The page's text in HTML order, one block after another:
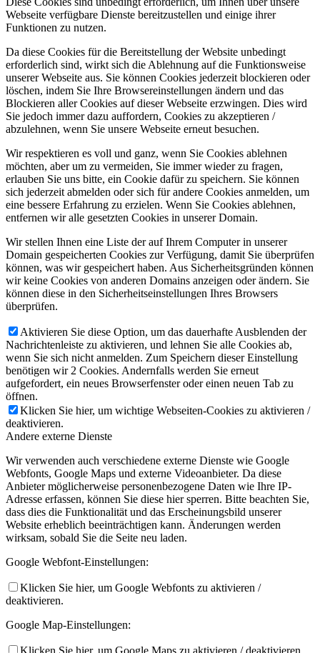
Webseite verfügbare Dienste bereitzustellen und einige ihrer
Funktionen zu nutzen.
Da diese Cookies für die Bereitstellung der Website unbedingt
erforderlich sind, wirkt sich die Ablehnung auf die Funktionsweise
unserer Webseite aus. Sie können Cookies jederzeit blockieren oder
löschen, indem Sie Ihre Browsereinstellungen ändern und das
Blockieren aller Cookies auf dieser Webseite erzwingen. Dies wird
Sie jedoch immer dazu auffordern, Cookies zu akzeptieren /
abzulehnen, wenn Sie unsere Webseite erneut besuchen.
Wir respektieren es voll und ganz, wenn Sie Cookies ablehnen
möchten, aber um zu vermeiden, Sie immer wieder zu fragen,
erlauben Sie uns bitte, ein Cookie dafür zu speichern. Sie können
sich jederzeit abmelden oder sich für andere Cookies anmelden, um
eine bessere Erfahrung zu erzielen. Wenn Sie Cookies ablehnen,
entfernen wir alle gesetzten Cookies in unserer Domain.
Wir stellen Ihnen eine Liste der auf Ihrem Computer in unserer
Domain gespeicherten Cookies zur Verfügung, damit Sie überprüfen
können, was wir gespeichert haben. Aus Sicherheitsgründen können
wir keine Cookies von anderen Domains anzeigen oder ändern. Sie
können diese in den Sicherheitseinstellungen Ihres Browsers
überprüfen.
Aktivieren Sie diese Option, um das dauerhafte Ausblenden der
Nachrichtenleiste zu aktivieren, und lehnen Sie alle Cookies ab,
wenn Sie sich nicht anmelden. Zum Speichern dieser Einstellung
benötigen wir 2 Cookies. Andernfalls werden Sie erneut
aufgefordert, ein neues Browserfenster oder einen neuen Tab zu
öffnen.
Klicken Sie hier, um wichtige Webseiten-Cookies zu aktivieren /
deaktivieren.
Andere externe Dienste
Wir verwenden auch verschiedene externe Dienste wie Google
Webfonts, Google Maps und externe Videoanbieter. Da diese
Anbieter möglicherweise personenbezogene Daten wie Ihre IP-
Adresse erfassen, können Sie diese hier sperren. Bitte beachten Sie,
dass dies die Funktionalität und das Erscheinungsbild unserer
Website erheblich beeinträchtigen kann. Änderungen werden
wirksam, sobald Sie die Seite neu laden.
Google Webfont-Einstellungen:
Klicken Sie hier, um Google Webfonts zu aktivieren /
deaktivieren.
Google Map-Einstellungen:
Klicken Sie hier, um Google Maps zu aktivieren / deaktivieren.